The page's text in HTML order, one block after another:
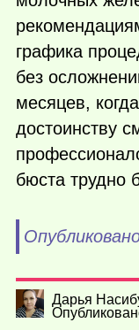
графика
без
месяцев,
достоинству
бюста трудно
Дарья